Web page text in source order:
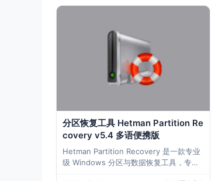
ML转换工具 CoolUtils Total XM
分区恢复工具 Hetman Partition Re
covery v5.4 多语便携版
Hetman Partition Recovery 是一款专业
级 Windows 分区与数据恢复工具，专注